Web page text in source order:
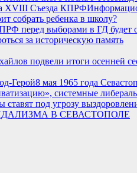
собрать ребенка в школу?
за историческую память
8 мая 1965 года
под угрозу
В СЕВАСТОПОЛЕ